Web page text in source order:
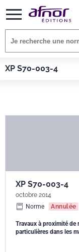
XP S70-003-4
Afnor EDITIONS Normes
XP S70-003-4
octobre 2014
Norme
Annulée
Travaux à proximité de
particulières dans les